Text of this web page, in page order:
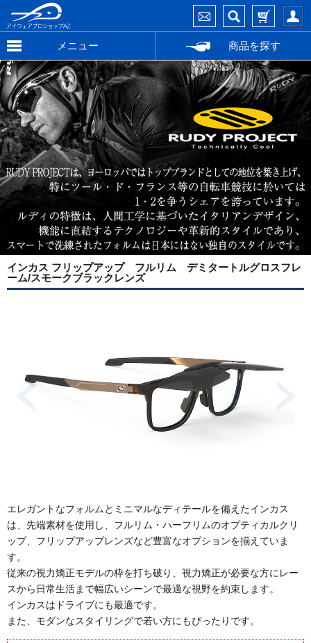
メニュー 商品を探す
インカス フリップアップ フルリム デミタートルグロスフレ
ーム/スモークブラックレンズ
エレガントなフォルムとミニマルなディテールを備えたインカス
は、先端素材を使用し、フルリム・ハーフリムのオプティカルクリ
ップ、フリップアップレンズなど豊富なオプションを揃えていま
す。
従来の視力矯正モデルの枠を打ち破り、視力矯正が必要な方にレー
スから日常生活まで幅広いシーンで最適な視野を約束します。
インカスはドライブにも最適です。
また、モダンなスタイリングで若い方にもぴったりです。